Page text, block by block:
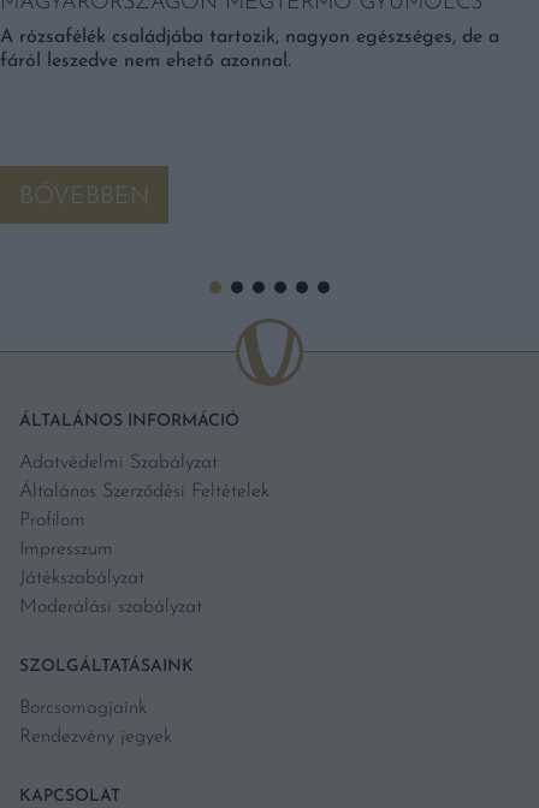
A rózsafélék családjába tartozik, nagyon egészséges, de a
fáról leszedve nem ehető azonnal.
BŐVEBBEN
ÁLTALÁNOS INFORMÁCIÓ
Adatvédelmi Szabályzat
Általános Szerződési Feltételek
Profilom
Impresszum
Játékszabályzat
Moderálási szabályzat
SZOLGÁLTATÁSAINK
Borcsomagjaink
Rendezvény jegyek
KAPCSOLAT